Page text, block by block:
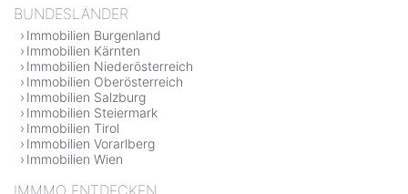
BUNDESLÄNDER
Immobilien Burgenland
Immobilien Kärnten
Immobilien Niederösterreich
Immobilien Oberösterreich
Immobilien Salzburg
Immobilien Steiermark
Immobilien Tirol
Immobilien Vorarlberg
Immobilien Wien